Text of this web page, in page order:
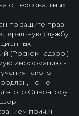
о персональных
по защите прав
службу
(Роскомнадзор))
информацию в
такого
но не
этого Оператору
причин